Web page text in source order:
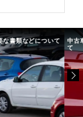
な書類などについて 中古
て